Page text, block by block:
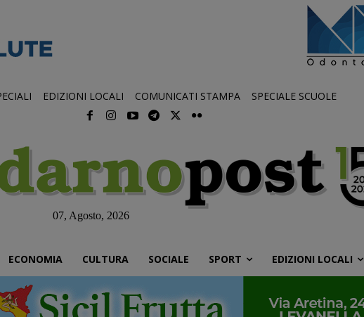
EDIZIONI LOCALI COMUNICATI STAMPA SPECIALE SCUOLE
07, Agosto, 2026
ECONOMIA CULTURA SOCIALE SPORT EDIZIONI LOCALI